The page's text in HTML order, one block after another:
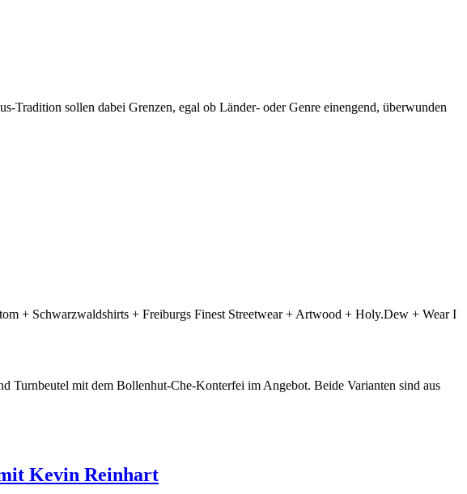
Tradition sollen dabei Grenzen, egal ob Länder- oder Genre einengend, überwunden
+ Schwarzwaldshirts + Freiburgs Finest Streetwear + Artwood + Holy.Dew + Wear I
Turnbeutel mit dem Bollenhut-Che-Konterfei im Angebot. Beide Varianten sind aus
Kevin Reinhart